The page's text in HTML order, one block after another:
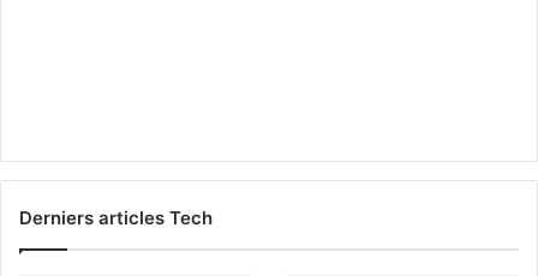
Derniers articles Tech